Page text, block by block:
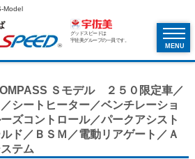
Model
グッドスピードは
宇佐美グループの一員です。
MENU
Ｓモデル ２５０限定車／
シートヒーター／ベンチレーショ
ズコントロール／パークアシスト
ド／ＢＳＭ／電動リアゲート／Ａ
テム